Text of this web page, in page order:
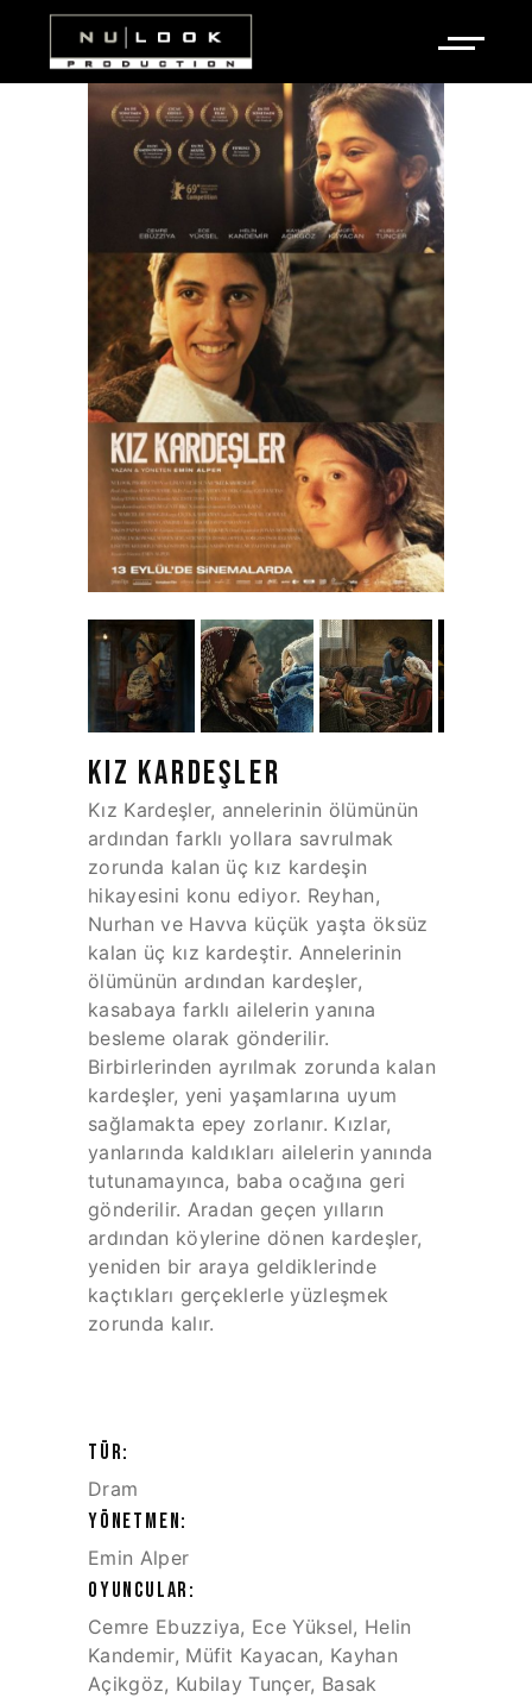
KIZ KARDEŞLER
Kız Kardeşler, annelerinin ölümünün
ardından farklı yollara savrulmak
zorunda kalan üç kız kardeşin
hikayesini konu ediyor. Reyhan,
Nurhan ve Havva küçük yaşta öksüz
kalan üç kız kardeştir. Annelerinin
ölümünün ardından kardeşler,
kasabaya farklı ailelerin yanına
besleme olarak gönderilir.
Birbirlerinden ayrılmak zorunda kalan
kardeşler, yeni yaşamlarına uyum
sağlamakta epey zorlanır. Kızlar,
yanlarında kaldıkları ailelerin yanında
tutunamayınca, baba ocağına geri
gönderilir. Aradan geçen yılların
ardından köylerine dönen kardeşler,
yeniden bir araya geldiklerinde
kaçtıkları gerçeklerle yüzleşmek
zorunda kalır.
TÜR:
Dram
YÖNETMEN:
Emin Alper
OYUNCULAR:
Cemre Ebuzziya, Ece Yüksel, Helin
Kandemir, Müfit Kayacan, Kayhan
Açikgöz, Kubilay Tunçer, Basak